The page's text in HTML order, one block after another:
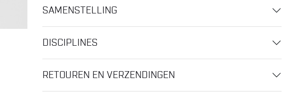
SAMENSTELLING
DISCIPLINES
RETOUREN EN VERZENDINGEN